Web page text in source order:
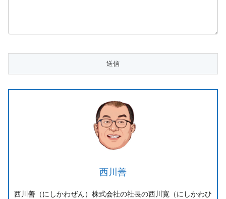
西川善
西川善（にしかわぜん）株式会社の社長の西川寛（にしかわひ